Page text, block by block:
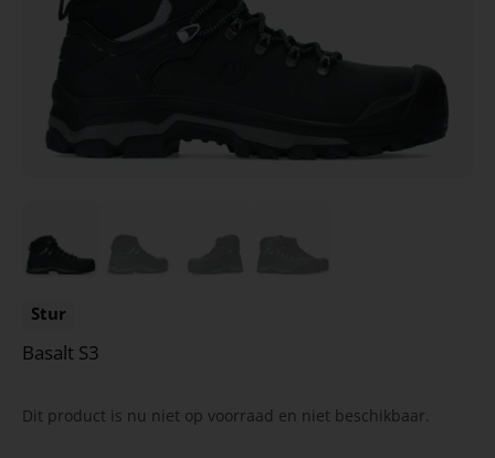
Stur
Basalt S3
Dit product is nu niet op voorraad en niet beschikbaar.